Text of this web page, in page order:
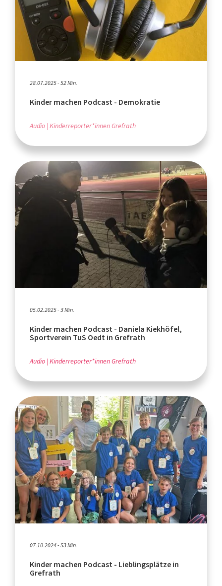
28.07.2025 - 52 Min.
Kinder machen Podcast - Demokratie
Audio Kinderreporter*innen Grefrath
05.02.2025 - 3 Min.
Kinder machen Podcast - Daniela Kiekhöfel,
Sportverein TuS Oedt in Grefrath
Audio Kinderreporter*innen Grefrath
07.10.2024 - 53 Min.
Kinder machen Podcast - Lieblingsplätze in
Grefrath